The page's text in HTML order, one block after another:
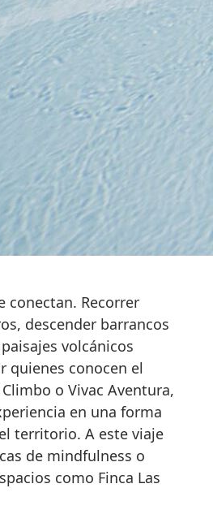
conectan. Recorrer
descender barrancos
volcánicos
quienes conocen el
o Vivac Aventura,
en una forma
territorio. A este viaje
de mindfulness o
como Finca Las